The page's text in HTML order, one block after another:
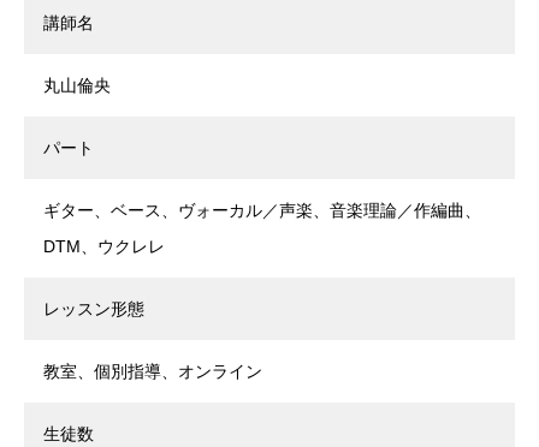
講師名
丸山倫央
パート
ギター、ベース、ヴォーカル／声楽、音楽理論／作編曲、
DTM、ウクレレ
レッスン形態
教室、個別指導、オンライン
生徒数